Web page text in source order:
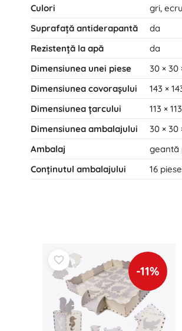
Culori
gri,
Suprafață antiderapantă
da
Rezistență la apă
da
Dimensiunea unei piese
30 × 30
Dimensiunea covorașului
143 ×
Dimensiunea țarcului
113 ×
Dimensiunea ambalajului
30 × 30
Ambalaj
geantă
Conținutul ambalajului
16
-11%